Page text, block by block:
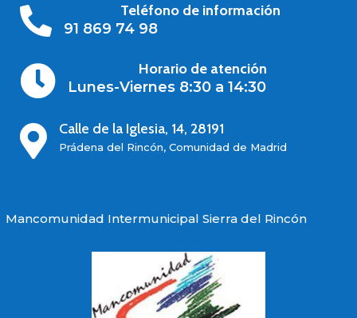

Teléfono de información
91 869 74 98

Horario de atención
Lunes-Viernes 8:30 a 14:30
 Calle de la Iglesia, 14, 28191
Prádena del Rincón, Comunidad de Madrid
Mancomunidad Intermunicipal Sierra del Rincón